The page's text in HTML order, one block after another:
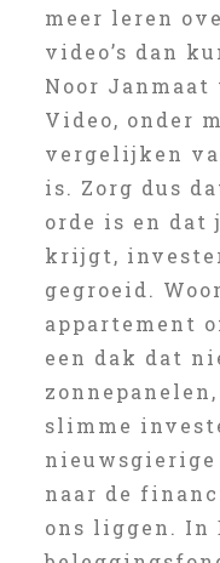
meer leren
video’s dan
Noor
Video, onder
vergelijken
is. Zorg dus
orde is en dat
krijgt,
gegroeid.
appartement
een dak dat
slimme
naar de
ons liggen. In